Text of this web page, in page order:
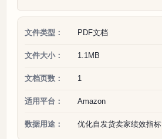
文件类型： PDF文档
文件大小： 1.1MB
文档页数： 1
适用平台： Amazon
数据用途： 优化自发货卖家绩效指标